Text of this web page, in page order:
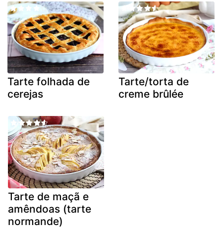
Tarte folhada de
cerejas
Tarte/torta de
creme brûlée
Tarte de maçã e
amêndoas (tarte
normande)